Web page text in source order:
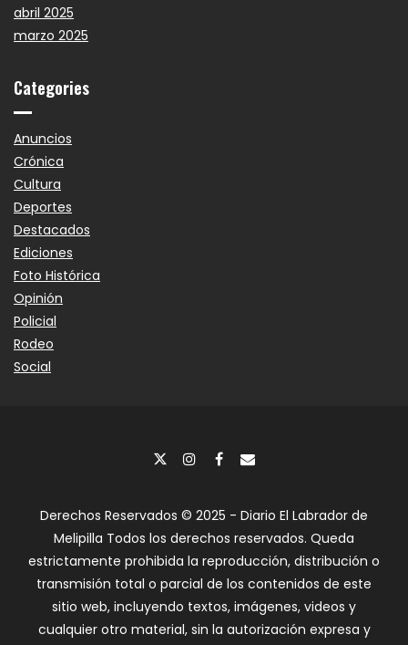
abril 2025
marzo 2025
Categories
Anuncios
Crónica
Cultura
Deportes
Destacados
Ediciones
Foto Histórica
Opinión
Policial
Rodeo
Social
Derechos Reservados © 2025 - Diario El Labrador de
Melipilla Todos los derechos reservados. Queda
estrictamente prohibida la reproducción, distribución o
transmisión total o parcial de los contenidos de este
sitio web, incluyendo textos, imágenes, videos y
cualquier otro material, sin la autorización expresa y